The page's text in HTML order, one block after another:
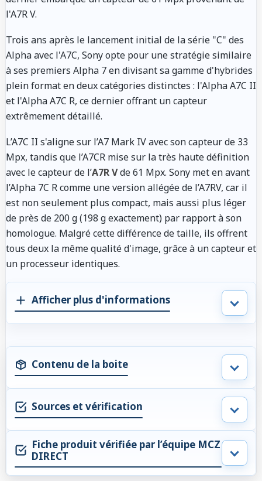
l'A7R V.
Trois ans après le lancement initial de la série "C" des
Alpha avec l'A7C, Sony opte pour une stratégie similaire
à ses premiers Alpha 7 en divisant sa gamme d'hybrides
plein format en deux catégories distinctes : l'Alpha A7C II
et l'Alpha A7C R, ce dernier offrant un capteur
extrêmement détaillé.
L’A7C II s'aligne sur l’A7 Mark IV avec son capteur de 33
Mpx, tandis que l’A7CR mise sur la très haute définition
avec le capteur de l’A7R Vde 61 Mpx. Sony met en avant
l’Alpha 7C R comme une version allégée de l’A7RV, car il
est non seulement plus compact, mais aussi plus léger
de près de 200 g (198 g exactement) par rapport à son
homologue. Malgré cette différence de taille, ils offrent
tous deux la même qualité d'image, grâce à un capteur et
un processeur identiques.
Afficher plus d'informations
Contenu de la boite
Sources et vérification
Fiche produit vérifiée par l’équipe MCZ
DIRECT